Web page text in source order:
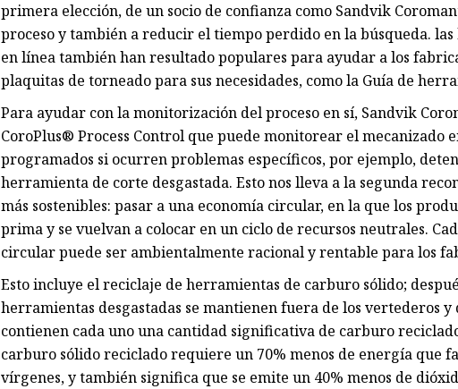
primera elección, de un socio de confianza como Sandvik
proceso y también a reducir el tiempo perdido en la búsqueda.
en línea también han resultado populares para ayudar a los
plaquitas de torneado para sus necesidades, como la Guía de
Para ayudar con la monitorización del proceso en sí, Sandvik
CoroPlus® Process Control que puede monitorear el mecanizado
programados si ocurren problemas específicos, por ejemplo,
herramienta de corte desgastada. Esto nos lleva a la segunda
más sostenibles: pasar a una economía circular, en la que los
prima y se vuelvan a colocar en un ciclo de recursos neutrales.
circular puede ser ambientalmente racional y rentable para los
Esto incluye el reciclaje de herramientas de carburo sólido;
herramientas desgastadas se mantienen fuera de los vertederos y
contienen cada uno una cantidad significativa de carburo
carburo sólido reciclado requiere un 70% menos de energía que
vírgenes, y también significa que se emite un 40% menos de